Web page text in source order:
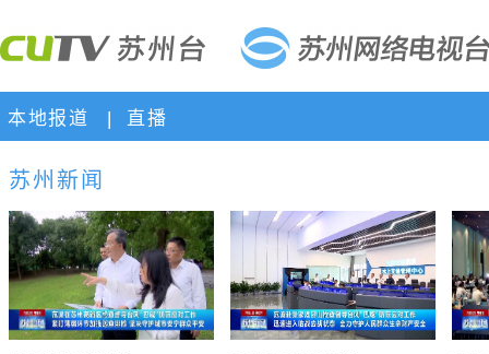
本地报道 | 直播
苏州新闻